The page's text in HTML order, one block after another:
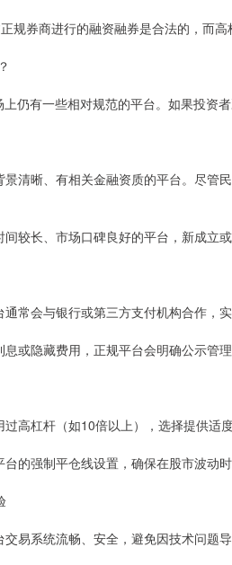
规券商进行的融资融券是合法的，而
仍有一些相对规范的平台。如果投资
清晰、有相关金融资质的平台。尽管
较长、市场口碑良好的平台，新成立
常会与银行或第三方支付机构合作，
或隐藏费用，正规平台会明确公示管理
高杠杆（如10倍以上），选择提供适
的强制平仓线设置，确保在股市波动
易系统流畅、安全，避免因技术问题